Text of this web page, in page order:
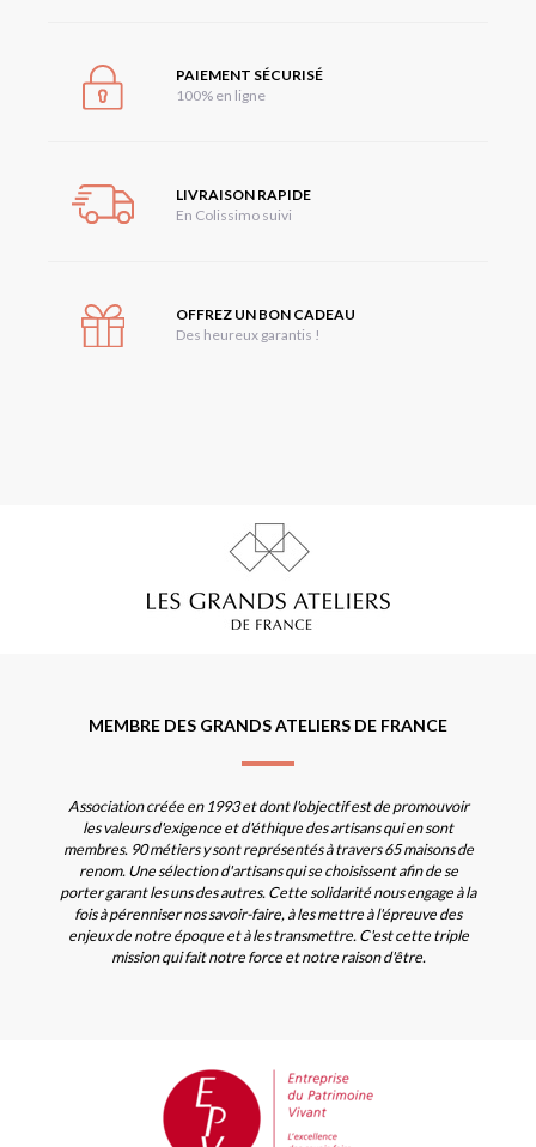
PAIEMENT SÉCURISÉ
100% en ligne
LIVRAISON RAPIDE
En Colissimo suivi
OFFREZ UN BON CADEAU
Des heureux garantis !
MEMBRE DES GRANDS ATELIERS DE FRANCE
Association créée en 1993 et dont l'objectif est de promouvoir
les valeurs d'exigence et d'éthique des artisans qui en sont
membres. 90 métiers y sont représentés à travers 65 maisons de
renom. Une sélection d'artisans qui se choisissent afin de se
porter garant les uns des autres. Cette solidarité nous engage à la
fois à pérenniser nos savoir-faire, à les mettre à l'épreuve des
enjeux de notre époque et à les transmettre. C'est cette triple
mission qui fait notre force et notre raison d'être.